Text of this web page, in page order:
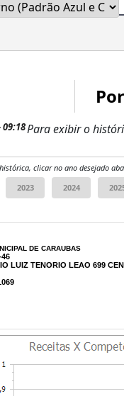
Para exibir o
clicar no ano desejado
DE CARAUBAS
46
LUIZ TENORIO LEAO 699